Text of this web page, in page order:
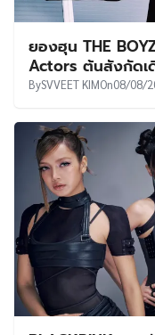
ยองฮุน THE
Actors ต้นสังกัด
BySVVEET KIMOn08/08/